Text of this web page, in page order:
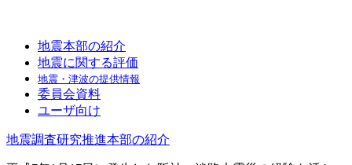
地震本部の紹介
地震に関する評価
地震・津波の提供情報
委員会資料
ユーザ向け
地震調査研究推進本部の紹介